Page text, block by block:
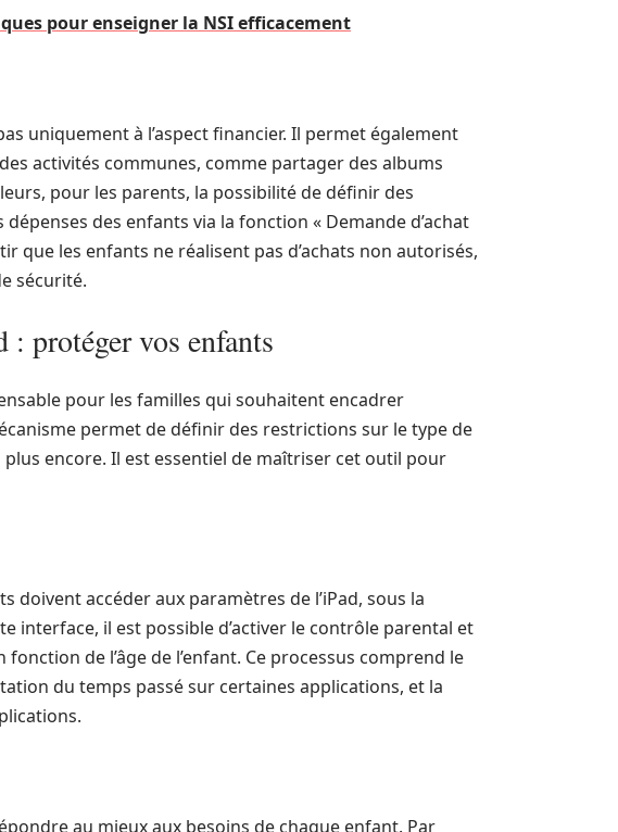
pour enseigner la NSI efficacement
uniquement à l’aspect financier. Il permet également
activités communes, comme partager des albums
pour les parents, la possibilité de définir des
des enfants via la fonction « Demande d’achat
que les enfants ne réalisent pas d’achats non autorisés,
sécurité.
: protéger vos enfants
pour les familles qui souhaitent encadrer
permet de définir des restrictions sur le type de
plus encore. Il est essentiel de maîtriser cet outil pour
doivent accéder aux paramètres de l’iPad, sous la
interface, il est possible d’activer le contrôle parental et
de l’âge de l’enfant. Ce processus comprend le
du temps passé sur certaines applications, et la
au mieux aux besoins de chaque enfant. Par